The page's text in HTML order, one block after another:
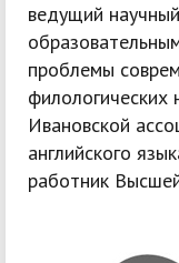
ведущий
проблемы
филологических
Ивановской
английского
работник